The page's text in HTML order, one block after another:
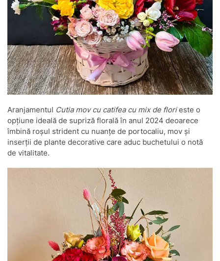
Aranjamentul Cutia mov cu catifea cu mix de florieste o
opțiune ideală de supriză florală în anul 2024 deoarece
îmbină roșul strident cu nuanțe de portocaliu, mov și
inserții de plante decorative care aduc buchetului o notă
de vitalitate.